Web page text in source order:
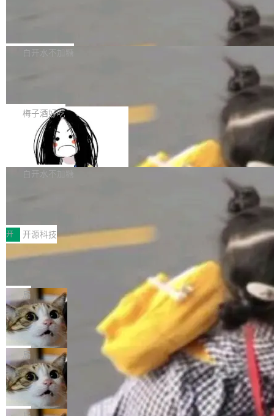
获配9...
题，该问题可能导致在旧版 Linux 内核...
P）！这一里程碑不仅标志着 Fluss 迈入新的发
长期停止内容更新，未能实现其作为“AI版维基百
提交的编辑请求也长期处于待处理状态。 Groki
pedia 于去年底上线，定位为由人工智能生成内
容的百科平台，被马斯克视为传统众包百科网站
维基百科的替代方案。Lawfare 调查发现，无论
热门页面还是低关注度页面，均未出现近期更
白开水不加糖
是这样的：配 MessageSource 的 Bean、写 R
eloadableResourceBundleMessageSource、
声明 LocaleResolver、注册 LocaleChangeInt
erceptor…五六步之后才能看到第一行翻译文
本。 Solon 换了个方式。整个 i18n 模块围绕三
梅子酒好吃
Apache Doris 4.1 全面增强 Iceberg：
支持 UPDATE、MERGE INTO 与 Iceb
erg V3
Apache Doris 4.1 要补齐的，正是缺失的那一
半。在已有查询能力的基础上，Doris 进一步支
常维护操作，并完整支持 Iceberg V3 格式。
白开水不加糖
村国家自主创新示范区会议中心开幕。本届大会
由中关村智联软件服务业质量创新联盟主办，以
“智构可信·质创未来——AI原生时代的质量新范
式”为主题，直面AI从实验室走向规模化产业落地
的核心质量命题。会上，《2026智能研发生产力
工具选型手册》发布，Testin云测的Testin XAge
nt智能测试系统入选AI测试领域代表产品。对CI
O而言，这提示了一个转变：AI测试正在从效率
工具升级为企业的质量基础设施。 CIO面对的新
现实 过去两年，CIO们的焦虑清单上多了两项：
一是如何让大模型和智能体应用安全地从PoC走
向生产，二是如何让测试团队跟得上AI应用...
开 开源科技
让非法状态不可表示：一篇关于 ADT
有一种东西，一旦用过就回不去了。Alex Fedos
eev 管它叫"软件设计的基石"。 他说的东西不新
鲜——代数数据类型（ADT），尤其是和类型
（sum type）。但他说清楚了一件事：这不是类
型系统的学术体操，是日常编码的思维方式。 文
章从一个简单的例子切入。一个网站的深色主题
设置，如果用布尔值 + 可空字段来表示——bool
ean 表示是否可切换，nullable 的默认模式、浅
色方案、深色方案——会产生大量无意义的组
合。方案缺了、配置冲突了、全 null 了。要知道
局
Cloudflare 开源内部企业 AI 平台 Clou
dflare OS
Cloudflare 发布了一个开源项目 Cloudflare O
S。如果你只看官方博客，你会觉得这是又一
个"AI 知识库 + 聊天机器人"——每个大厂都在
做，没什么新鲜的。 但 Kenton Varda 在 Twitte
r 上把事情说清楚了： 今天我们发布了 Cloudfla
re OS，一个带连接器的聊天机器人，跟其他所
局
Deno 团队开源 Celld，可自托管的分
布式 Durable Objects
Ryan Dahl 领导的 Deno 团队推出了最新开源项
目 Celld，一个能在自己机器上运行 Cloudflare